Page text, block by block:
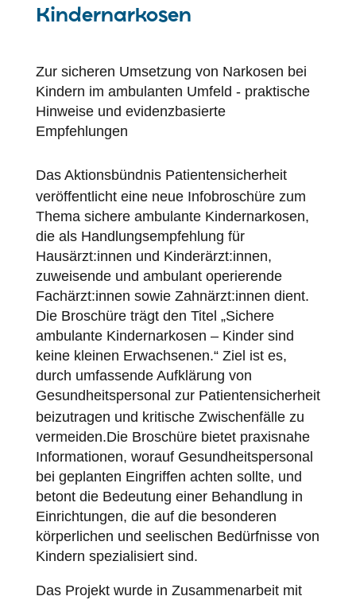
Kindernarkosen
Zur sicheren Umsetzung von Narkosen bei
Kindern im ambulanten Umfeld - praktische
Hinweise und evidenzbasierte
Empfehlungen
Das Aktionsbündnis Patientensicherheit
veröffentlicht eine neue Infobroschüre zum
Thema sichere ambulante Kindernarkosen,
die als Handlungsempfehlung für
Hausärzt:innen und Kinderärzt:innen,
zuweisende und ambulant operierende
Fachärzt:innen sowie Zahnärzt:innen dient.
Die Broschüre trägt den Titel „Sichere
ambulante Kindernarkosen – Kinder sind
keine kleinen Erwachsenen.“ Ziel ist es,
durch umfassende Aufklärung von
Gesundheitspersonal zur Patientensicherheit
beizutragen und kritische Zwischenfälle zu
vermeiden.Die Broschüre bietet praxisnahe
Informationen, worauf Gesundheitspersonal
bei geplanten Eingriffen achten sollte, und
betont die Bedeutung einer Behandlung in
Einrichtungen, die auf die besonderen
körperlichen und seelischen Bedürfnisse von
Kindern spezialisiert sind.
Das Projekt wurde in Zusammenarbeit mit